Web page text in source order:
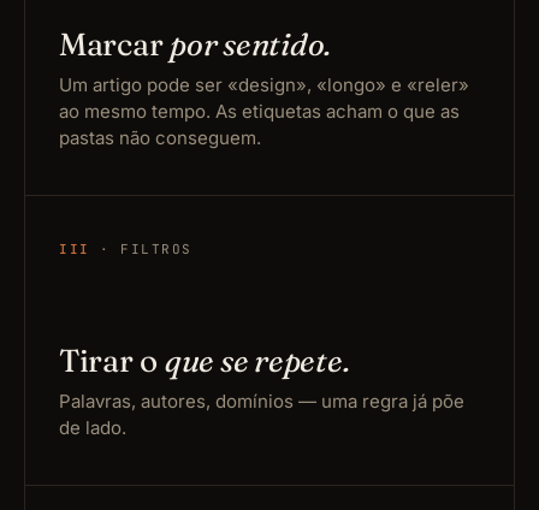
Marcarpor sentido.
Um artigo pode ser «design», «longo» e «reler»
ao mesmo tempo. As etiquetas acham o que as
pastas não conseguem.
III · FILTROS
Tirar o que se repete.
Palavras, autores, domínios — uma regra já põe
de lado.